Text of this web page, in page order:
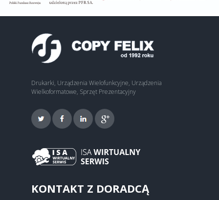
Drukarki, Urządzenia Wielofunkcyjne, Urządzenia
Wielkoformatowe, Sprzęt Prezentacyjny
KONTAKT Z DORADCĄ